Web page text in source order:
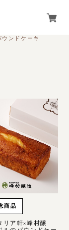
ウンドケーキ
商品
リア軒×峰村醸